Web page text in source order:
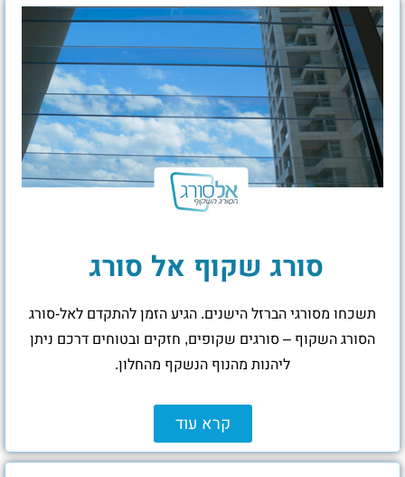
סורג שקוף אל סורג
תשכחו מסורגי הברזל הישנים. הגיע הזמן להתקדם לאל-סורג
הסורג השקוף – סורגים שקופים, חזקים ובטוחים דרכם ניתן
ליהנות מהנוף הנשקף מהחלון.
קרא עוד